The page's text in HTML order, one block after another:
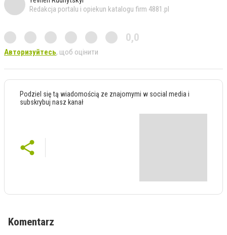
Redakcja portalu i opiekun katalogu firm 4881.pl
0,0
Авторизуйтесь, щоб оцінити
Podziel się tą wiadomością ze znajomymi w social media i
subskrybuj nasz kanał
Komentarz